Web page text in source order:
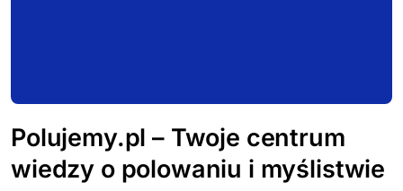
Polujemy.pl – Twoje centrum
wiedzy o polowaniu i myślistwie